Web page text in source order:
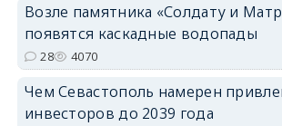
Возле памятника «Солдату и
появятся каскадные водопады
28 4070
Чем Севастополь намерен
инвесторов до 2039 года